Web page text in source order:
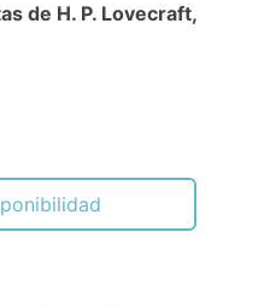
de H. P. Lovecraft,